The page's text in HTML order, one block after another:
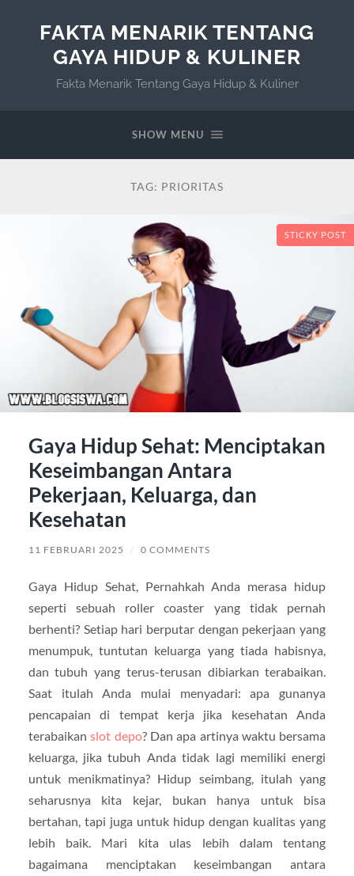
FAKTA MENARIK TENTANG
GAYA HIDUP & KULINER
Fakta Menarik Tentang Gaya Hidup & Kuliner
SHOW MENU
TAG: PRIORITAS
STICKY POST
Gaya Hidup Sehat: Menciptakan
Keseimbangan Antara
Pekerjaan, Keluarga, dan
Kesehatan
11 FEBRUARI 2025 / 0 COMMENTS
Gaya Hidup Sehat, Pernahkah Anda merasa hidup
seperti sebuah roller coaster yang tidak pernah
berhenti? Setiap hari berputar dengan pekerjaan yang
menumpuk, tuntutan keluarga yang tiada habisnya,
dan tubuh yang terus-terusan dibiarkan terabaikan.
Saat itulah Anda mulai menyadari: apa gunanya
pencapaian di tempat kerja jika kesehatan Anda
terabaikanslot depo? Dan apa artinya waktu bersama
keluarga, jika tubuh Anda tidak lagi memiliki energi
untuk menikmatinya? Hidup seimbang, itulah yang
seharusnya kita kejar, bukan hanya untuk bisa
bertahan, tapi juga untuk hidup dengan kualitas yang
lebih baik. Mari kita ulas lebih dalam tentang
bagaimana menciptakan keseimbangan antara